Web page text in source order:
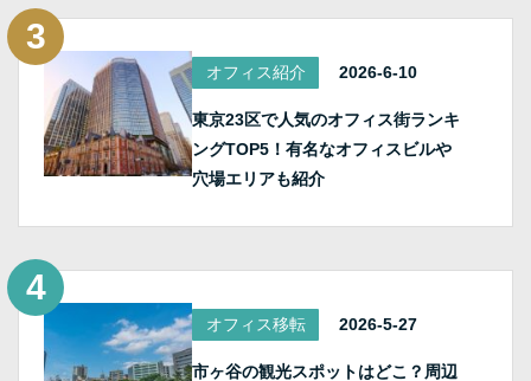
オフィス紹介 2026-6-10
東京23区で人気のオフィス街ランキ
ングTOP5！有名なオフィスビルや
穴場エリアも紹介
オフィス移転 2026-5-27
市ヶ谷の観光スポットはどこ？周辺